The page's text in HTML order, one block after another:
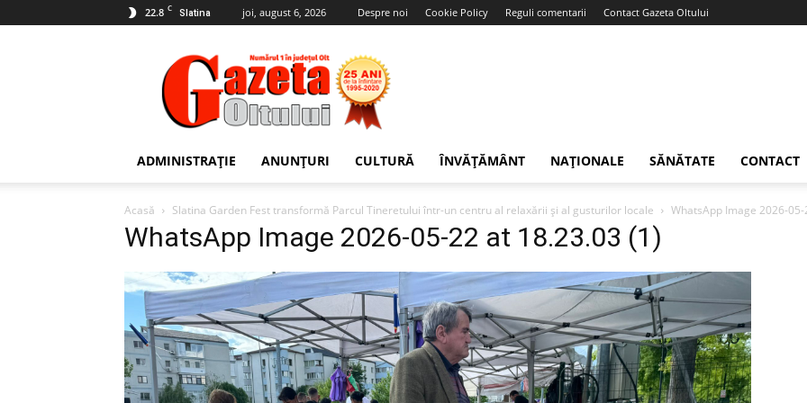
22.8 C Slatina joi, august 6, 2026 Despre noi Cookie Policy Reguli comentarii Contact Gazeta Oltului
Gazeta
Oltului
ADMINISTRAȚIE ANUNȚURI CULTURĂ ÎNVĂȚĂMÂNT NAȚIONALE SĂNĂTATE CONTACT
Acasă Slatina Garden Fest transformă Parcul Tineretului într-un centru al relaxării și al gusturilor locale WhatsApp Image 2026-
WhatsApp Image 2026-05-22 at 18.23.03 (1)